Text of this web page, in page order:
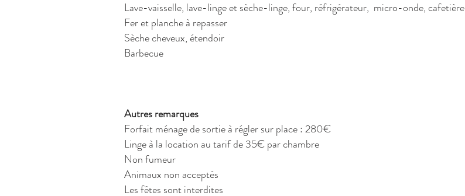
Lave-vaisselle, lave-linge et sèche-linge, four, réfrigérateur, micro-onde, cafetière
Fer et planche à repasser
Sèche cheveux, étendoir
Barbecue
Autres remarques
Forfait ménage de sortie à régler sur place : 280€
Linge à la location au tarif de 35€ par chambre
Non fumeur
Animaux non acceptés
Les fêtes sont interdites